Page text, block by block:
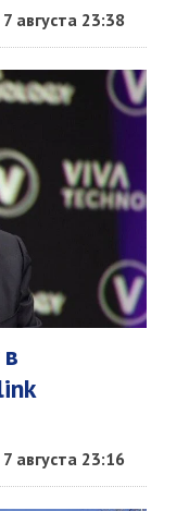
7 августа 23:38
7 августа 23:16